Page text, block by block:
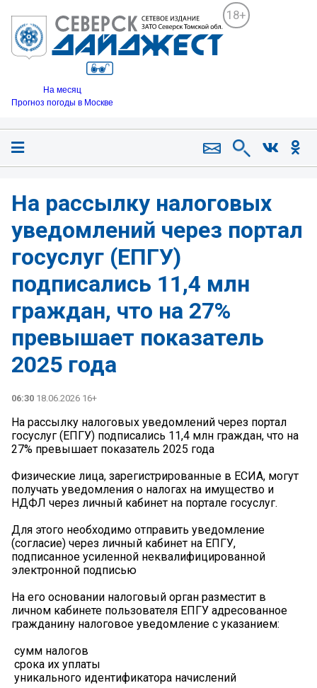
18+
На месяц
Прогноз погоды в Москве
На рассылку налоговых
уведомлений через портал
госуслуг (ЕПГУ)
подписались 11,4 млн
граждан, что на 27%
превышает показатель
2025 года
06:30 18.06.2026 16+
На рассылку налоговых уведомлений через портал
госуслуг (ЕПГУ) подписались 11,4 млн граждан, что на
27% превышает показатель 2025 года
Физические лица, зарегистрированные в ЕСИА, могут
получать уведомления о налогах на имущество и
НДФЛ через личный кабинет на портале госуслуг.
Для этого необходимо отправить уведомление
(согласие) через личный кабинет на ЕПГУ,
подписанное усиленной неквалифицированной
электронной подписью
На его основании налоговый орган разместит в
личном кабинете пользователя ЕПГУ адресованное
гражданину налоговое уведомление с указанием:
️ сумм налогов
️ срока их уплаты
️ уникального идентификатора начислений